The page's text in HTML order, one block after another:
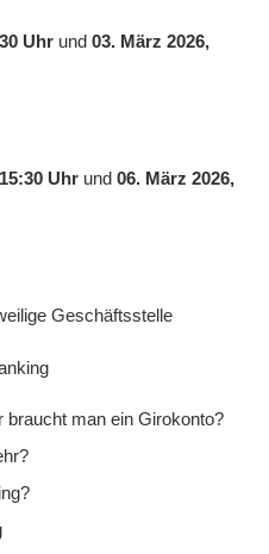
Uhr und 03. März 2026,
Uhr und 06. März 2026,
Geschäftsstelle
braucht man ein Girokonto?